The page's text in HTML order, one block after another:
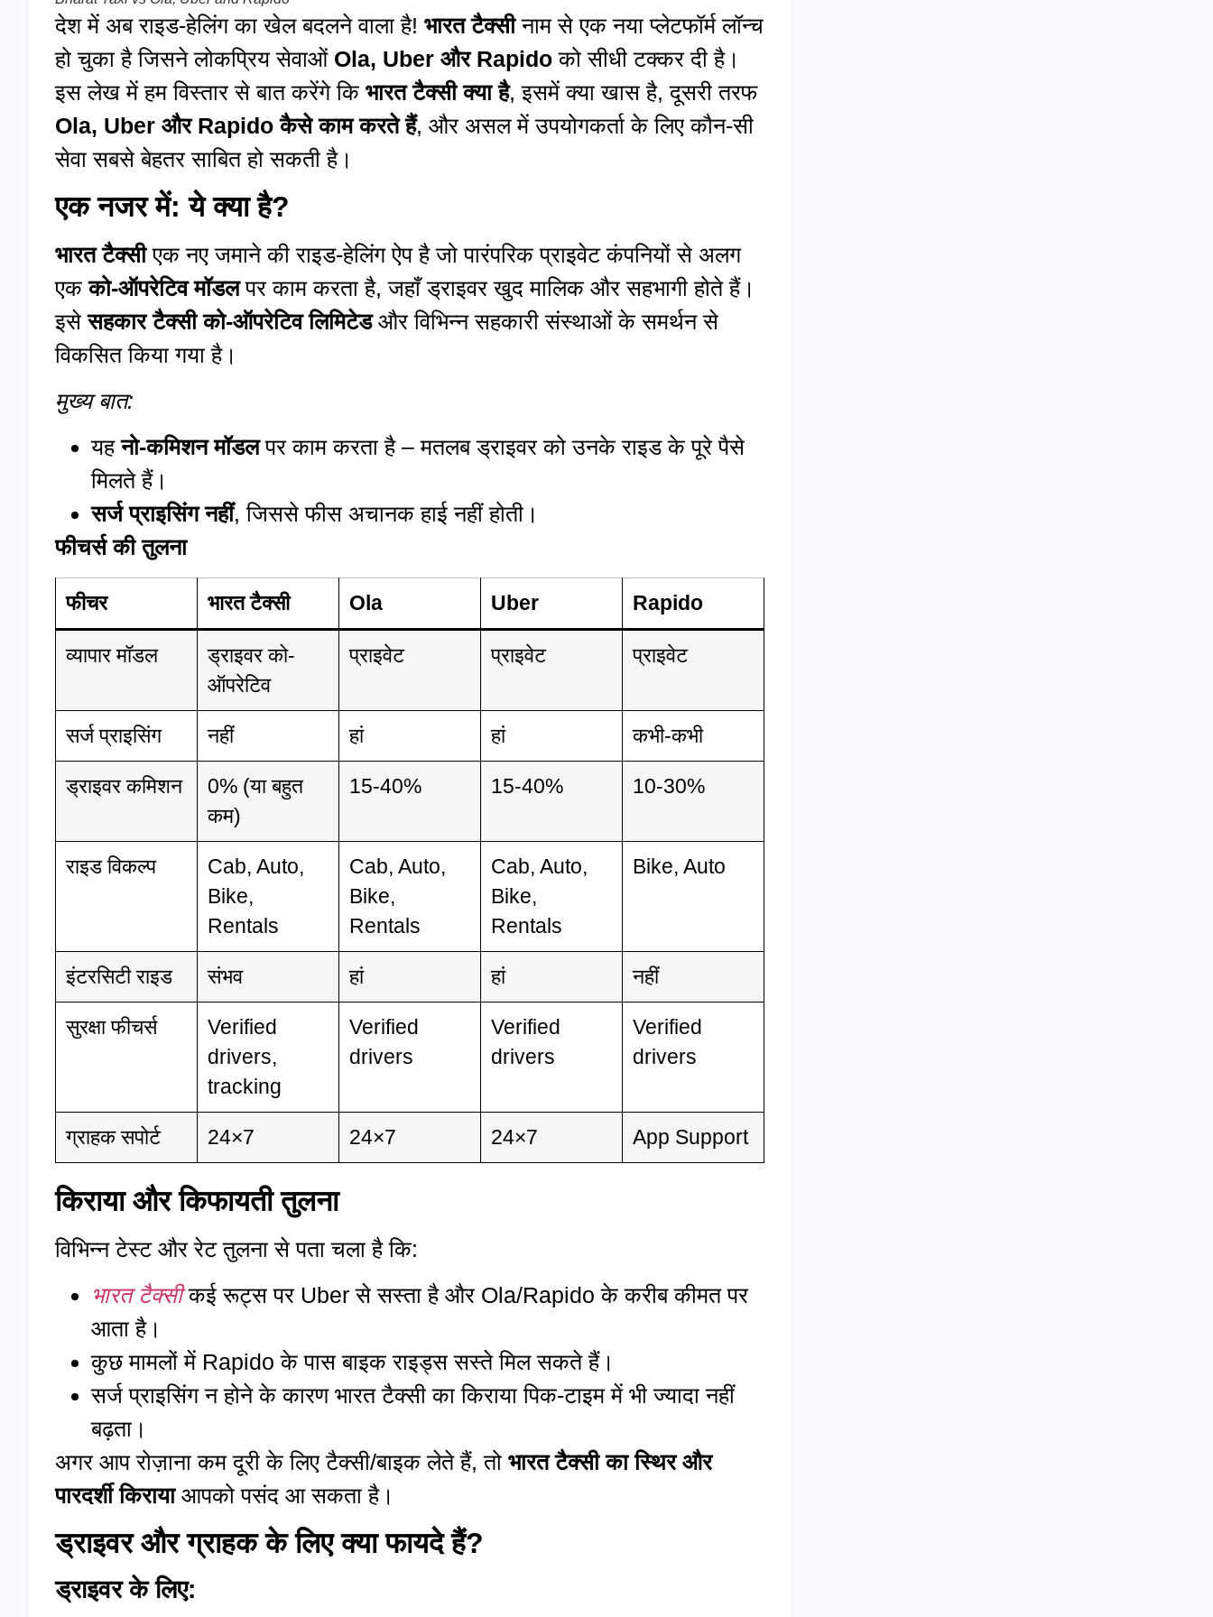
देश में अब राइड-हेलिंग का खेल बदलने वाला है! भारत टैक्सीनाम से एक नया प्लेटफॉर्म लॉन्च
हो चुका है जिसने लोकप्रिय सेवाओं Ola, Uber और Rapido को सीधी टक्कर दी है।
इस लेख में हम विस्तार से बात करेंगे कि भारत टैक्सी क्या है, इसमें क्या खास है, दूसरी तरफ
Ola, Uber और Rapidoकैसे काम करते हैं, और असल में उपयोगकर्ता के लिए कौन-सी
सेवा सबसे बेहतर साबित हो सकती है।
एक नजर में: ये क्या है?
भारत टैक्सीएक नए जमाने की राइड-हेलिंग ऐप है जो पारंपरिक प्राइवेट कंपनियों से अलग
एकको-ऑपरेटिव मॉडलपर काम करता है, जहाँ ड्राइवर खुद मालिक और सहभागी होते हैं।
इसेसहकार टैक्सी को-ऑपरेटिव लिमिटेडऔर विभिन्न सहकारी संस्थाओं के समर्थन से
विकसित किया गया है।
मुख्य बात:
यहनो-कमिशन मॉडलपर काम करता है – मतलब ड्राइवर को उनके राइड के पूरे पैसे
मिलते हैं।
सर्ज प्राइसिंग नहीं, जिससे फीस अचानक हाई नहीं होती।
फीचर्स की तुलना
फीचर भारत टैक्सी Ola Uber Rapido
व्यापार मॉडल
ड्राइवर को-
ऑपरेटिव
प्राइवेट प्राइवेट प्राइवेट
सर्ज प्राइसिंग नहीं हां हां कभी-कभी
ड्राइवर कमिशन
0% (या बहुत
कम)
15-40% 15-40% 10-30%
राइड विकल्प
Cab, Auto,
Bike,
Rentals
Cab, Auto,
Bike,
Rentals
Cab, Auto,
Bike,
Rentals
Bike, Auto
इंटरसिटी राइड संभव हां हां नहीं
सुरक्षा फीचर्स
Verified
drivers,
tracking
Verified
drivers
Verified
drivers
Verified
drivers
ग्राहक सपोर्ट 24×7 24×7 24×7 App Support
किराया और किफायती तुलना
विभिन्न टेस्ट और रेट तुलना से पता चला है कि:
भारत टैक्सीकई रूट्स पर Uber से सस्ता है और Ola/Rapido के करीब कीमत पर
आता है।
कुछ मामलों में Rapido के पास बाइक राइड्स सस्ते मिल सकते हैं।
सर्ज प्राइसिंग न होने के कारण भारत टैक्सी का किराया पिक-टाइम में भी ज्यादा नहीं
बढ़ता।
अगर आप रोज़ाना कम दूरी के लिए टैक्सी/बाइक लेते हैं, तो भारत टैक्सी का स्थिर और
पारदर्शी किरायाआपको पसंद आ सकता है।
ड्राइवर और ग्राहक के लिए क्या फायदे हैं?
ड्राइवर के लिए: